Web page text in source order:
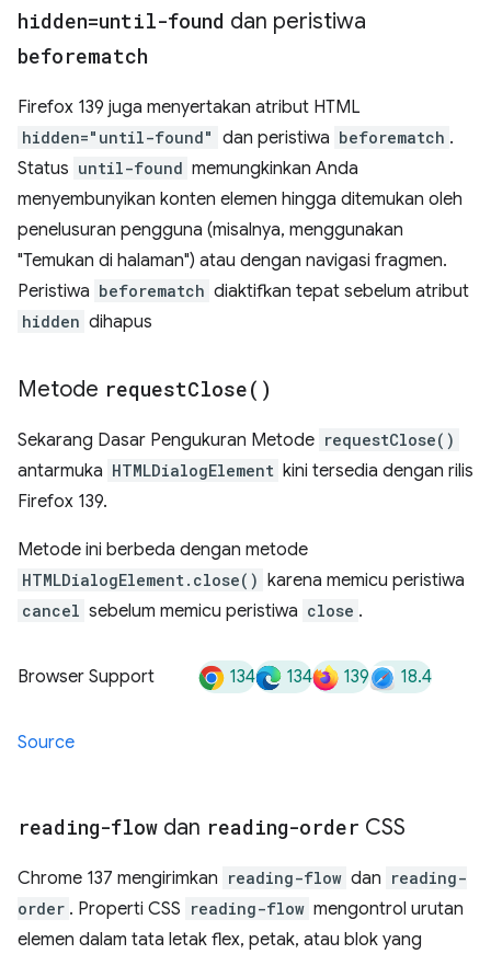
hidden=until-found dan peristiwa
beforematch
Firefox 139 juga menyertakan atribut HTML
hidden="until-found" dan peristiwa beforematch .
Status until-found memungkinkan Anda
menyembunyikan konten elemen hingga ditemukan oleh
penelusuran pengguna (misalnya, menggunakan
"Temukan di halaman") atau dengan navigasi fragmen.
Peristiwa beforematch diaktifkan tepat sebelum atribut
hidden dihapus
Metode requestClose( )
Sekarang Dasar Pengukuran Metode requestClose()
antarmuka HTMLDialogElement kini tersedia dengan rilis
Firefox 139.
Metode ini berbeda dengan metode
HTMLDialogElement.close() karena memicu peristiwa
cancel sebelum memicu peristiwa close .
Browser Support 134 134 139 18.4
Source
reading-flow dan reading-order CSS
Chrome 137 mengirimkan reading-flow dan reading-
order . Properti CSS reading-flow mengontrol urutan
elemen dalam tata letak flex, petak, atau blok yang